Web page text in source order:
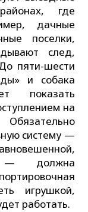
где
дачные
поселки,
след,
пяти-шести
и собака
показать
на
систему —
— должна
игрушкой,
работать.